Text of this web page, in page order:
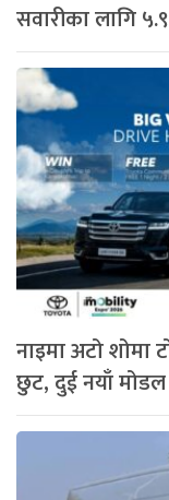
सवारीका लागि
नाइमा अटो शोमा
छुट, दुई नयाँ